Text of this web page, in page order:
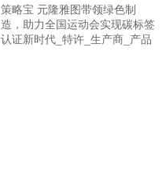
策略宝 元隆雅图带领绿色制
造，助力全国运动会实现碳标签
认证新时代_特许_生产商_产品